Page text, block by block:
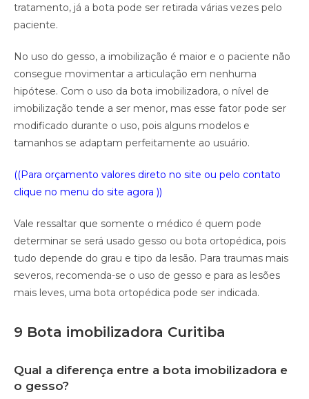
tratamento, já a bota pode ser retirada várias vezes pelo
paciente.
No uso do gesso, a imobilização é maior e o paciente não
consegue movimentar a articulação em nenhuma
hipótese. Com o uso da bota imobilizadora, o nível de
imobilização tende a ser menor, mas esse fator pode ser
modificado durante o uso, pois alguns modelos e
tamanhos se adaptam perfeitamente ao usuário.
((Para orçamento valores direto no site ou pelo contato
clique no menu do site agora ))
Vale ressaltar que somente o médico é quem pode
determinar se será usado gesso ou bota ortopédica, pois
tudo depende do grau e tipo da lesão. Para traumas mais
severos, recomenda-se o uso de gesso e para as lesões
mais leves, uma bota ortopédica pode ser indicada.
9 Bota imobilizadora Curitiba
Qual a diferença entre a bota imobilizadora e
o gesso?